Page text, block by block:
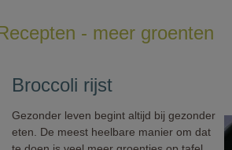
- meer groenten
Broccoli rijst
Gezonder leven begint altijd bij gezonder
eten. De meest heelbare manier om dat